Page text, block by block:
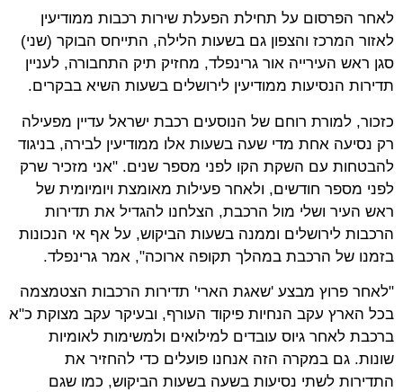
לאחר הפרסום על תחילת הפעלת שירות רכבות ממודיעין
לאזור המרכז והצפון גם בשעות הלילה, התייחס הבוקר (שני)
סגן ראש העירייה אור גרינפלד, מחזיק תיק התחבורה, לעניין
תדירות הנסיעות ממודיעין לירושלים בשעות השיא בבקרים.
כזכור, למורת רוחם של הנוסעים רכבת ישראל עדיין מפעילה
רק נסיעה אחת מדי שעה בשעות אלו ממודיעין לבירה, בניגוד
להבטחות עם השקת הקו לפני מספר שנים. "אני מזכיר שרק
לפני מספר חודשים, ולאחר פעילות מאומצת ויומיומית של
ראש העיר ושלי מול הרכבת, הצלחנו להגדיל את תדירות
הרכבות לירושלים וממנה בשעות הביקוש, על אף אי הנכונות
בזמנו של הרכבת במהלך תקופה ארוכה", אמר גרינפלד.
"לאחר פרוץ מבצע 'שאגת הארי' תדירות הרכבות הצטמצמה
בכל הארץ עקב הנחיות פיקוד העורף, ובעיקר עקב מצוקת כ"א
ברכבת לאחר גיוס עובדים למילואים ולמשימות לאומיות
שונות. גם במקרה הזה אנחנו פועלים כדי להחזיר את
התדירות לשתי נסיעות בשעה בשעות הביקוש, כמו שגם